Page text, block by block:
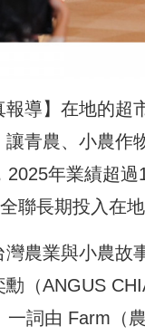
報導】在地的
青農、小農作
2025年業績超
聯長期投入在
農業與小農故
（ANGUS
一詞由 Farm（